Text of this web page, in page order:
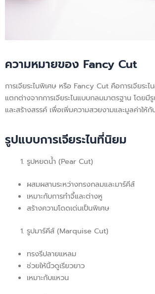
ความหมายของ Fancy Cut
การเจียระไนพิเศษ หรือ Fancy Cut คือการเจียร
แตกต่างจากการเจียระไนแบบกลมมาตรฐาน โดยมี
และสร้างสรรค์ เพื่อเพิ่มความสวยงามและมูลค่าใ
รูปแบบการเจียระไนที่นิยม
รูปหยดน้ำ (Pear Cut)
ผสมผสานระหว่างทรงกลมและมาร์คีส์
เหมาะกับการทำจี้และต่างหู
สร้างความโดดเด่นเป็นพิเศษ
รูปมาร์คีส์ (Marquise Cut)
ทรงรีปลายแหลม
ช่วยให้นิ้วดูเรียวยาว
เหมาะกับแหวน